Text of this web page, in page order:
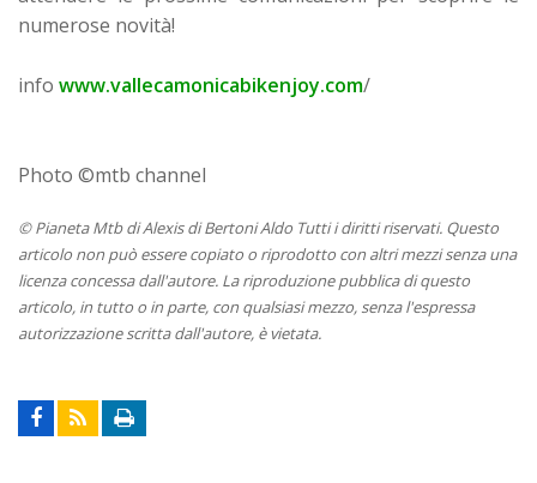
numerose novità!
info www.vallecamonicabikenjoy.com/
Photo ©mtb channel
© Pianeta Mtb di Alexis di Bertoni Aldo Tutti i diritti riservati. Questo
articolo non può essere copiato o riprodotto con altri mezzi senza una
licenza concessa dall'autore. La riproduzione pubblica di questo
articolo, in tutto o in parte, con qualsiasi mezzo, senza l'espressa
autorizzazione scritta dall'autore, è vietata.